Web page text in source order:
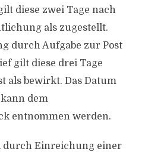
diese zwei Tage nach
als zugestellt.
durch Aufgabe zur Post
gilt diese drei Tage
als bewirkt. Das Datum
dem
entnommen werden.
durch Einreichung einer